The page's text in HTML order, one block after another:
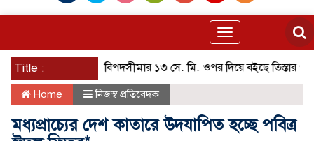
Toggle
navigation
Title : বিপদসীমার ১৩ সে. মি. ওপর দিয়ে বইছে তিস্তার পানি
Home নিজস্ব প্রতিবেদক
মধ্যপ্রাচ্যের দেশ কাতারে উদযাপিত হচ্ছে পবিত্র